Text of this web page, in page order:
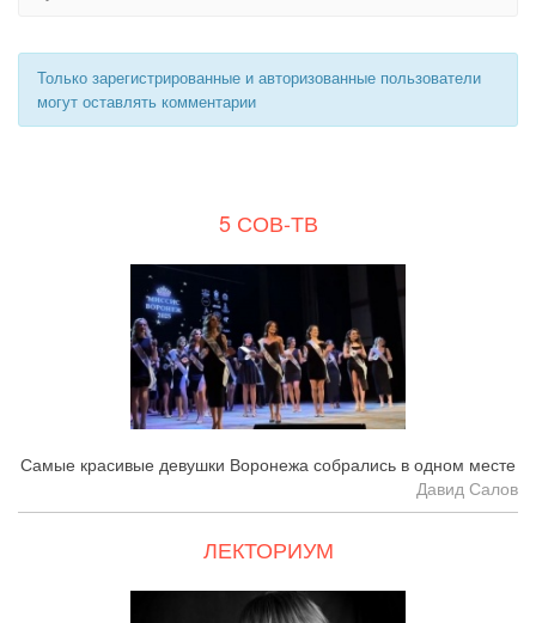
Только зарегистрированные и авторизованные пользователи
могут оставлять комментарии
5 СОВ-ТВ
Самые красивые девушки Воронежа собрались в одном месте
Давид Салов
ЛЕКТОРИУМ